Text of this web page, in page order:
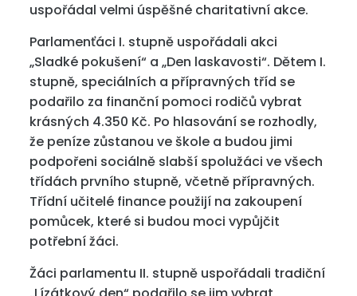
uspořádal velmi úspěšné charitativní akce.
Parlamenťáci I. stupně uspořádali akci
„Sladké pokušení“ a „Den laskavosti“. Dětem I.
stupně, speciálních a přípravných tříd se
podařilo za finanční pomoci rodičů vybrat
krásných 4.350 Kč. Po hlasování se rozhodly,
že peníze zůstanou ve škole a budou jimi
podpořeni sociálně slabší spolužáci ve všech
třídách prvního stupně, včetně přípravných.
Třídní učitelé finance použijí na zakoupení
pomůcek, které si budou moci vypůjčit
potřební žáci.
Žáci parlamentu II. stupně uspořádali tradiční